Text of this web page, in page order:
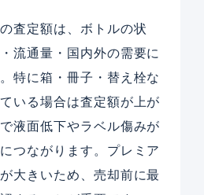
査定額は、ボトルの状
流通量・国内外の需要に
特に箱・冊子・替え栓な
いる場合は査定額が上が
液面低下やラベル傷みが
つながります。プレミア
大きいため、売却前に最